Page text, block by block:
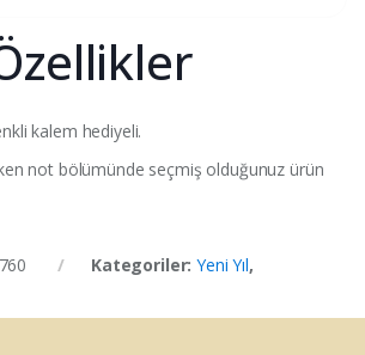
kalem hediyeli.
not bölümünde seçmiş olduğunuz ürün
Kategoriler:Yeni Yıl,